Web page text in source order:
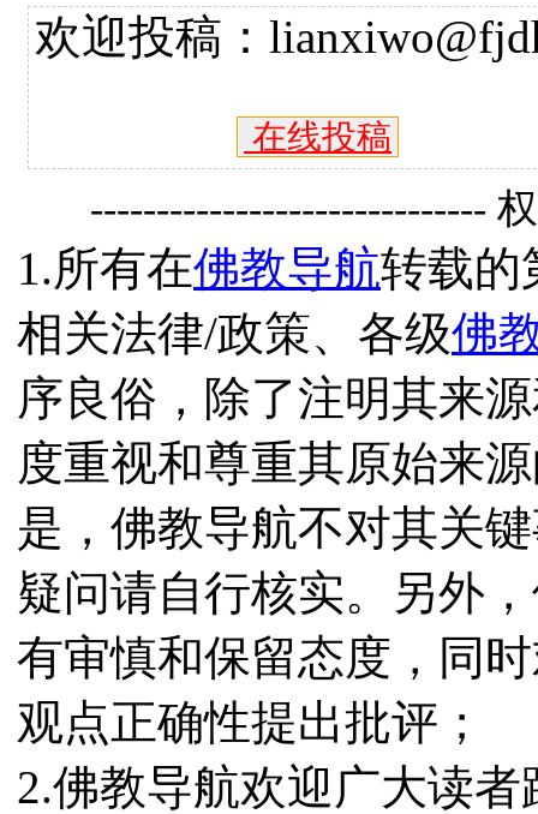
欢迎投稿：
在线投稿
------------------------------
1.所有在佛教导航转载的
相关法律/政策、各级佛
序良俗，除了注明其来
度重视和尊重其原始来
是，佛教导航不对其关
疑问请自行核实。另外
有审慎和保留态度，同
观点正确性提出批评；
2.佛教导航欢迎广大读